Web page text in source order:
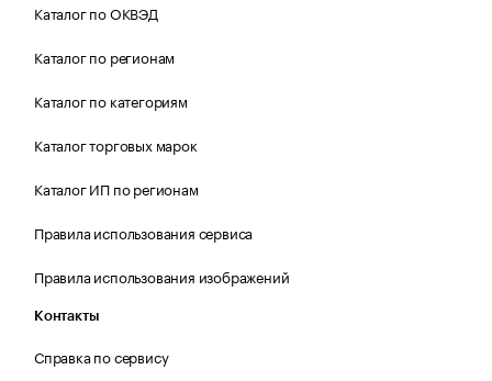
Каталог по ОКВЭД
Каталог по регионам
Каталог по категориям
Каталог торговых марок
Каталог ИП по регионам
Правила использования сервиса
Правила использования изображений
Контакты
Справка по сервису